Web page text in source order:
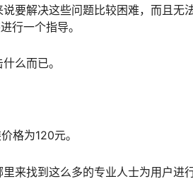
要解决这些问题比较困难，而且无
行一个指导。
么而已。
格为120元。
来找到这么多的专业人士为用户进